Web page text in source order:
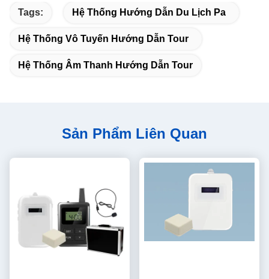
Tags: Hệ Thống Hướng Dẫn Du Lịch Pa
Hệ Thống Vô Tuyến Hướng Dẫn Tour
Hệ Thống Âm Thanh Hướng Dẫn Tour
Sản Phẩm Liên Quan